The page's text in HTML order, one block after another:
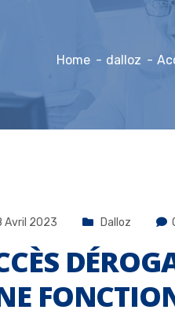
Home dalloz
Avril 2023 Dalloz